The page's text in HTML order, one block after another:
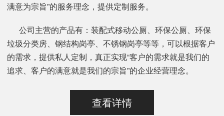
满意为宗旨”的服务理念，提供定制服务。
公司主营的产品有：装配式移动公厕、环保公厕、环保
垃圾分类房、钢结构岗亭、不锈钢岗亭等等，可以根据客户
的需求，提供私人定制，真正实现“客户的需求就是我们的
追求、客户的满意就是我们的宗旨”的企业经营理念。
查看详情